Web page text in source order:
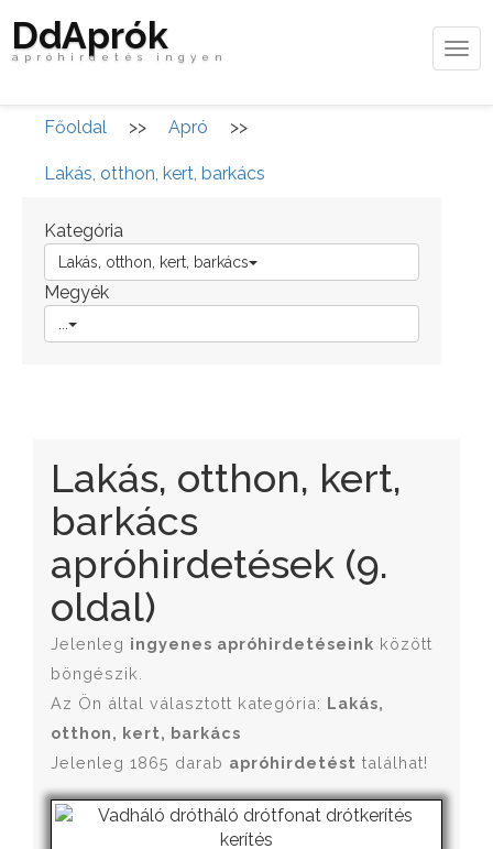
DdAprók
apróhirdetés ingyen
Főoldal >> Apró >>
Lakás, otthon, kert, barkács
Kategória
Lakás, otthon, kert, barkács
Megyék
Lakás, otthon, kert,
barkács
apróhirdetések (9.
oldal)
Jelenleg ingyenes apróhirdetéseink között
böngészik.
Az Ön által választott kategória: Lakás,
otthon, kert, barkács
Jelenleg 1865 darab apróhirdetést találhat!